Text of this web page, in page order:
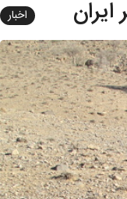
اخبار